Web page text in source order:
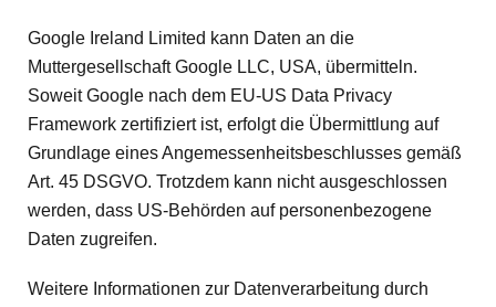
Google Ireland Limited kann Daten an die
Muttergesellschaft Google LLC, USA, übermitteln.
Soweit Google nach dem EU-US Data Privacy
Framework zertifiziert ist, erfolgt die Übermittlung auf
Grundlage eines Angemessenheitsbeschlusses gemäß
Art. 45 DSGVO. Trotzdem kann nicht ausgeschlossen
werden, dass US-Behörden auf personenbezogene
Daten zugreifen.
Weitere Informationen zur Datenverarbeitung durch